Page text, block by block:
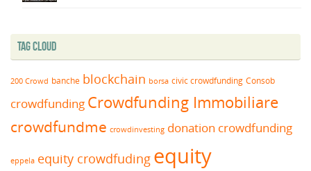
Tag Cloud
200 Crowd banche blockchain borsa civic crowdfunding Consob
crowdfunding Crowdfunding Immobiliare
crowdfundme crowdinvesting donation crowdfunding
eppela equity crowdfuding equity